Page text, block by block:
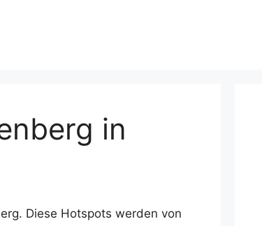
in
Diese Hotspots werden von